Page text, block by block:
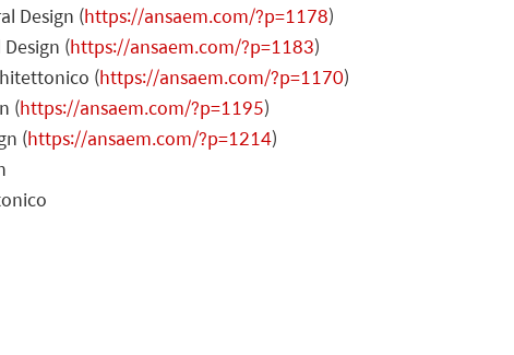
Design (https://ansaem.com/?p=1178)
(https://ansaem.com/?p=1183)
(https://ansaem.com/?p=1170)
(https://ansaem.com/?p=1195)
(https://ansaem.com/?p=1214)